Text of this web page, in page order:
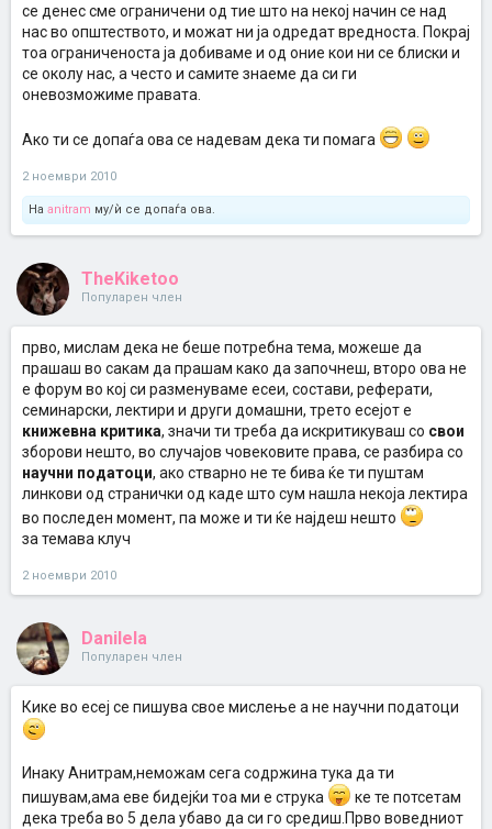
се денес сме ограничени од тие што на некој начин се над
нас во општеството, и можат ни ја одредат вредноста. Покрај
тоа ограниченоста ја добиваме и од оние кои ни се блиски и
се околу нас, а често и самите знаеме да си ги
оневозможиме правата.
Ако ти се допаѓа ова се надевам дека ти помага
2 ноември 2010
На anitram му/ѝ се допаѓа ова.
TheKiketoo
Популарен член
прво, мислам дека не беше потребна тема, можеше да
прашаш во сакам да прашам како да започнеш, второ ова не
е форум во кој си разменуваме есеи, состави, реферати,
семинарски, лектири и други домашни, трето есејот е
книжевна критика, значи ти треба да искритикуваш со свои
зборови нешто, во случајов човековите права, се разбира со
научни податоци, ако стварно не те бива ќе ти пуштам
линкови од странички од каде што сум нашла некоја лектира
во последен момент, па може и ти ќе најдеш нешто
за темава клуч
2 ноември 2010
Danilela
Популарен член
Кике во есеј се пишува свое мислење а не научни податоци
Инаку Анитрам,неможам сега содржина тука да ти
пишувам,ама еве бидејќи тоа ми е струка
ке те потсетам
дека треба во 5 дела убаво да си го средиш.Прво воведниот